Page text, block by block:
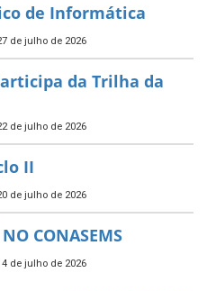
de Informática
de julho de 2026
da Trilha da
de julho de 2026
II
de julho de 2026
CONASEMS
de julho de 2026